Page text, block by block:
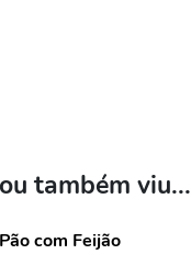
também viu...
Pão com Feijão